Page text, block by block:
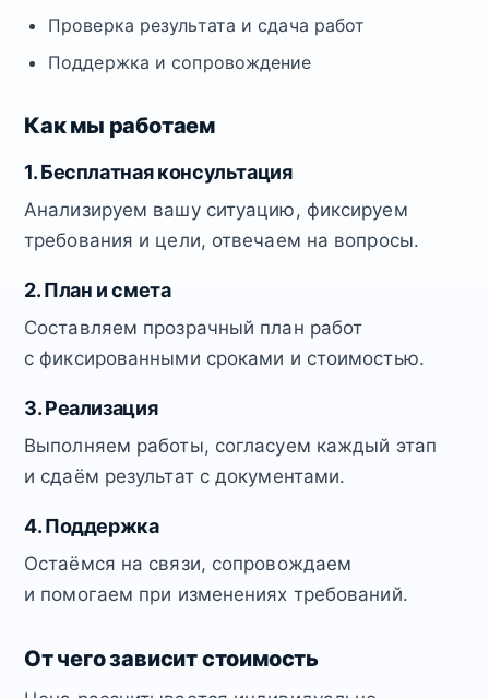
Проверка результата и сдача работ
Поддержка и сопровождение
Как мы работаем
1. Бесплатная консультация
Анализируем вашу ситуацию, фиксируем
требования и цели, отвечаем на вопросы.
2. План и смета
Составляем прозрачный план работ
с фиксированными сроками и стоимостью.
3. Реализация
Выполняем работы, согласуем каждый этап
и сдаём результат с документами.
4. Поддержка
Остаёмся на связи, сопровождаем
и помогаем при изменениях требований.
От чего зависит стоимость